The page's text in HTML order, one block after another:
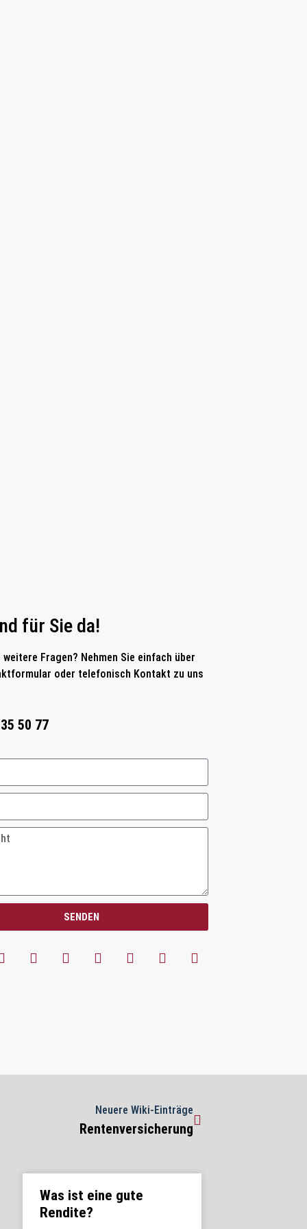
für Sie da!
weitere Fragen? Nehmen Sie einfach über
oder telefonisch Kontakt zu uns
50 77
SENDEN
Neuere Wiki-Einträge
Rentenversicherung
Was ist eine gute
Rendite?